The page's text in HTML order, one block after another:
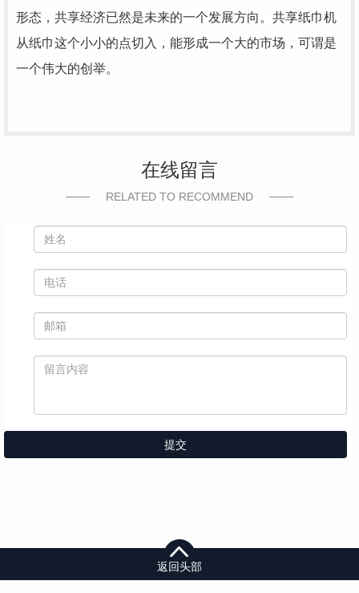
形态，共享经济已然是未来的一个发展方向。共享纸巾机
从纸巾这个小小的点切入，能形成一个大的市场，可谓是
一个伟大的创举。
在线留言
RELATED TO RECOMMEND
提交
返回头部